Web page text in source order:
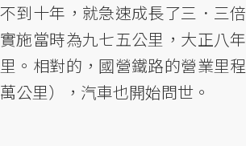
不到十年，就急速成長了三．三
實施當時為九七五公里，大正八
里。相對的，國營鐵路的營業里
萬公里），汽車也開始問世。